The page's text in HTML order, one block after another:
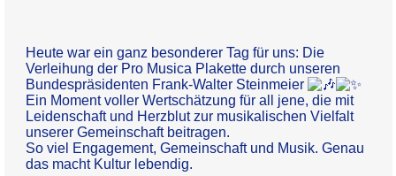
Heute war ein ganz besonderer Tag für uns: Die
Verleihung der Pro Musica Plakette durch unseren
Bundespräsidenten Frank-Walter Steinmeier
Ein Moment voller Wertschätzung für all jene, die mit
Leidenschaft und Herzblut zur musikalischen Vielfalt
unserer Gemeinschaft beitragen.
So viel Engagement, Gemeinschaft und Musik. Genau
das macht Kultur lebendig.